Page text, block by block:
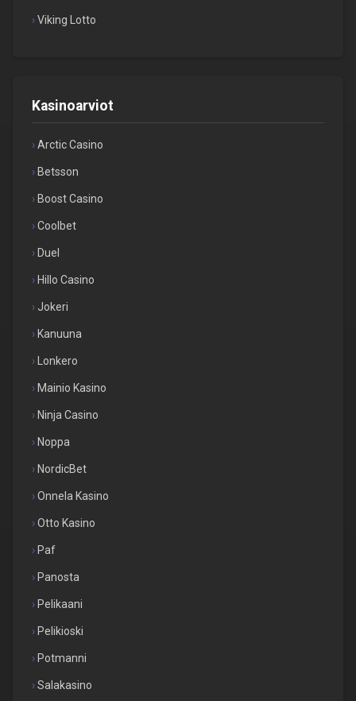
Viking Lotto
Kasinoarviot
Arctic Casino
Betsson
Boost Casino
Coolbet
Duel
Hillo Casino
Jokeri
Kanuuna
Lonkero
Mainio Kasino
Ninja Casino
Noppa
NordicBet
Onnela Kasino
Otto Kasino
Paf
Panosta
Pelikaani
Pelikioski
Potmanni
Salakasino